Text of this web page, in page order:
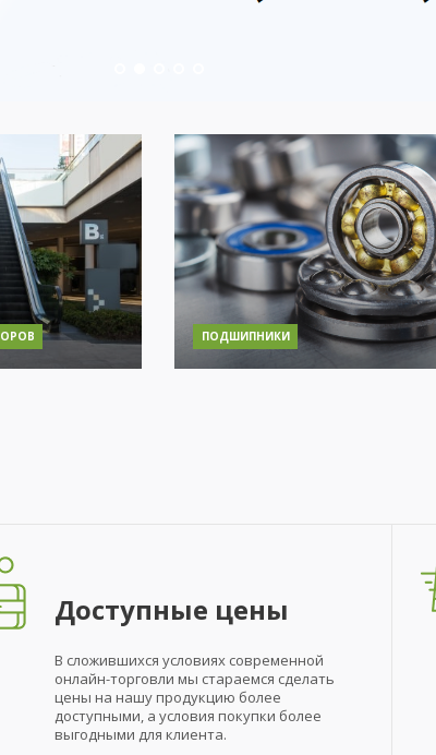
ПОДШИПНИКИ
Доступные цены
В сложившихся условиях современной
онлайн-торговли мы стараемся сделать
цены на нашу продукцию более
доступными, а условия покупки более
выгодными для клиента.